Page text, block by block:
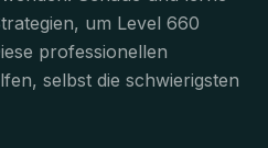
um Level 660
professionellen
selbst die schwierigsten